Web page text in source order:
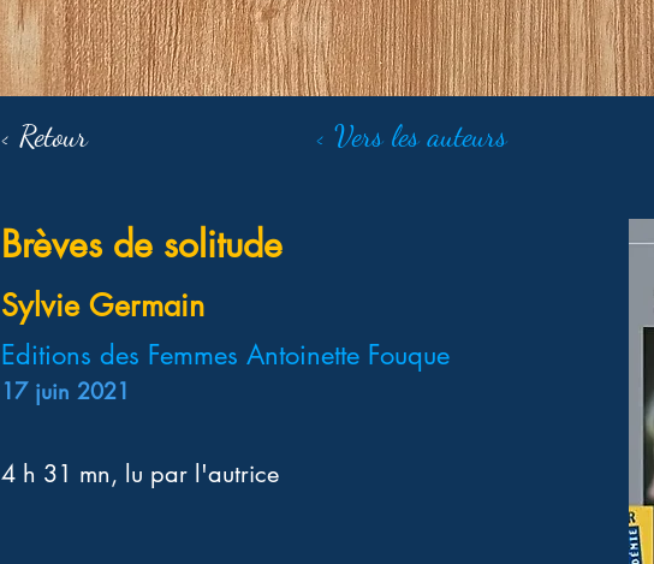
Brèves de solitude
Sylvie Germain
Editions des Femmes Antoinette Fouque
17 juin 2021
4 h 31 mn, lu par l'autrice
< Retour < Vers les auteurs